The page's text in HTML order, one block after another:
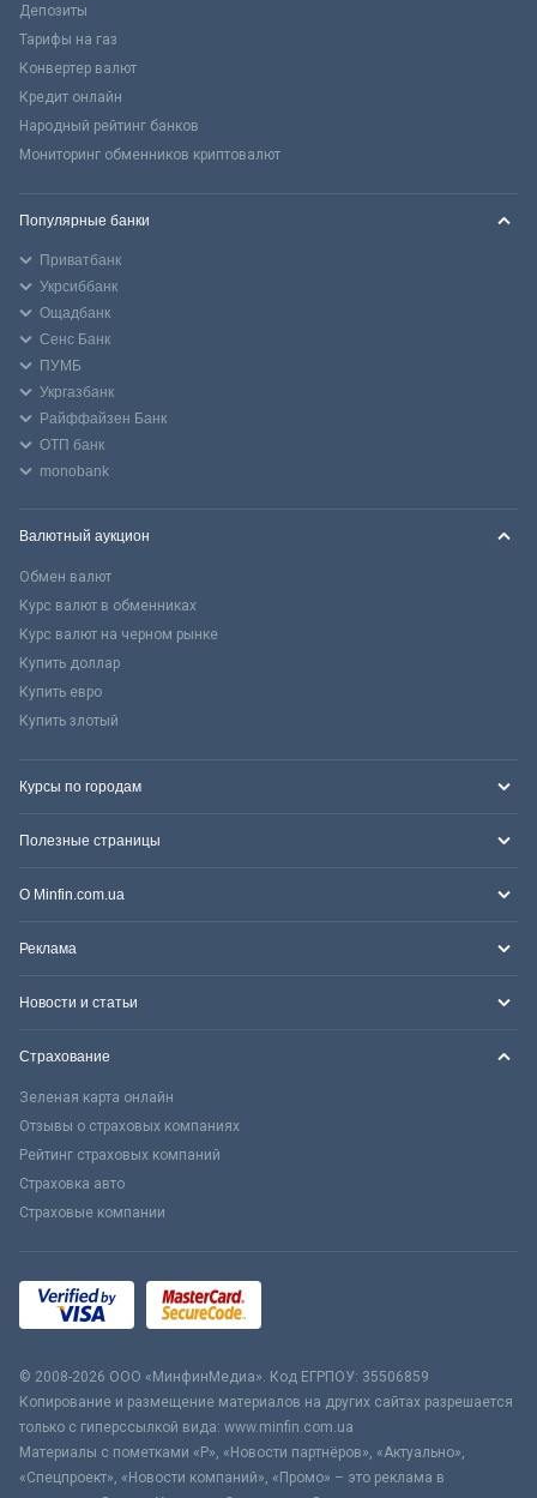
Депозиты
Тарифы на газ
Конвертер валют
Кредит онлайн
Народный рейтинг банков
Мониторинг обменников криптовалют
Популярные банки
Приватбанк
Укрсиббанк
Ощадбанк
Сенс Банк
ПУМБ
Укргазбанк
Райффайзен Банк
ОТП банк
monobank
Валютный аукцион
Обмен валют
Курс валют в обменниках
Курс валют на черном рынке
Купить доллар
Купить евро
Купить злотый
Курсы по городам
Полезные страницы
О Minfin.com.ua
Реклама
Новости и статьи
Страхование
Зеленая карта онлайн
Отзывы о страховых компаниях
Рейтинг страховых компаний
Страховка авто
Страховые компании
© 2008-2026 ООО «МинфинМедиа». Код ЕГРПОУ: 35506859
Копирование и размещение материалов на других сайтах разрешается
только с гиперссылкой вида: www.minfin.com.ua
Материалы с пометками «Р», «Новости партнёров», «Актуально»,
«Спецпроект», «Новости компаний», «Промо» – это реклама в